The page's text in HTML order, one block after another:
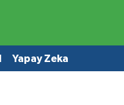
Yapay Zeka